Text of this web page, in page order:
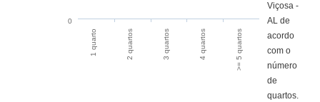
1 quarto 2 quartos 3 quartos 4 quartos >= 5 quartos
0
Viçosa -
AL de
acordo
com o
número
de
quartos.